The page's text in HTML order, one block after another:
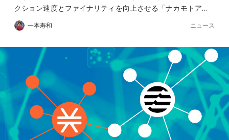
クション速度とファイナリティを向上させる「ナカモトア…
一本寿和 ニュース